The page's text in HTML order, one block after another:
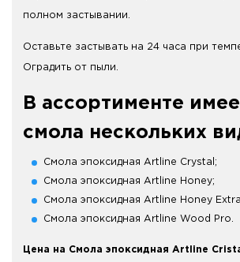
полном застывании.
Оставьте застывать на 24 часа при
Оградить от пыли.
В ассортименте
смола нескольких
Смола эпоксидная Artline Crystal;
Cмола эпоксидная Artline Honey;
Cмола эпоксидная Artline Honey
Cмола эпоксидная Artline Wood Pro.
Цена на Смола эпоксидная Artline